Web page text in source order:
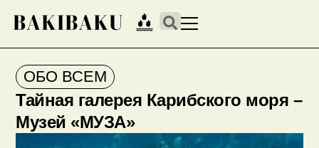
ОБО ВСЕМ
Тайная галерея Карибского моря –
Музей «МУЗА»